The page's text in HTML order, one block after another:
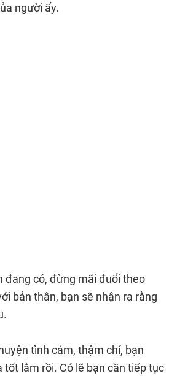
người ấy.
đang có, đừng mãi đuổi theo
bản thân, bạn sẽ nhận ra rằng
tình cảm, thậm chí, bạn
lắm rồi. Có lẽ bạn cần tiếp tục